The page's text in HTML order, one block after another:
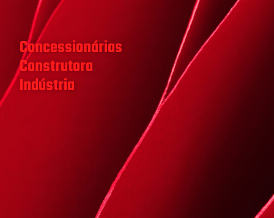
Concessionárias
Construtora
Indústria